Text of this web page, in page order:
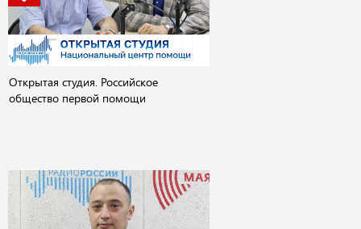
Открытая студия. Российское
общество первой помощи